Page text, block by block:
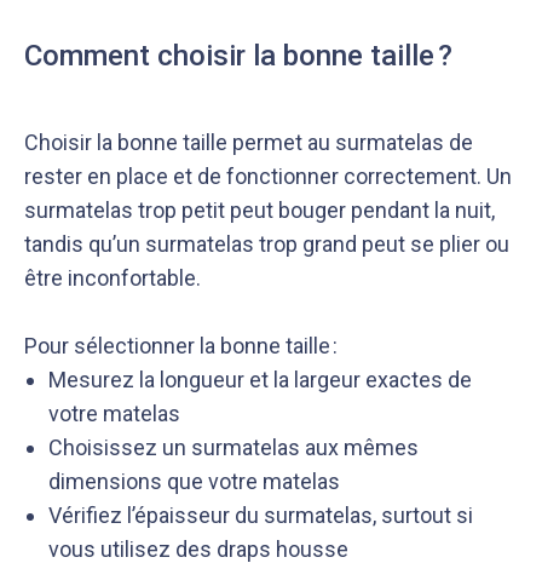
Comment choisir la bonne taille ?
Choisir la bonne taille permet au surmatelas de
rester en place et de fonctionner correctement. Un
surmatelas trop petit peut bouger pendant la nuit,
tandis qu’un surmatelas trop grand peut se plier ou
être inconfortable.
Pour sélectionner la bonne taille :
Mesurez la longueur et la largeur exactes de
votre matelas
Choisissez un surmatelas aux mêmes
dimensions que votre matelas
Vérifiez l’épaisseur du surmatelas, surtout si
vous utilisez des draps housse